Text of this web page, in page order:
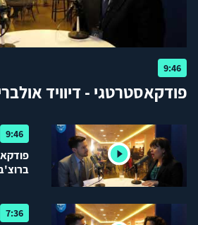
9:46
פודקאסטרטגי - דיוויד
9:46
7:36